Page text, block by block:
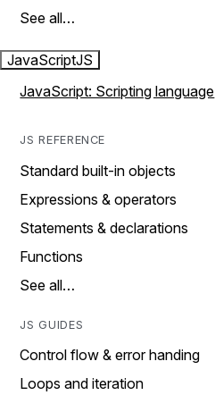
See all…
JavaScriptJS
JavaScript: Scripting language
JS REFERENCE
Standard built-in objects
Expressions & operators
Statements & declarations
Functions
See all…
JS GUIDES
Control flow & error handing
Loops and iteration